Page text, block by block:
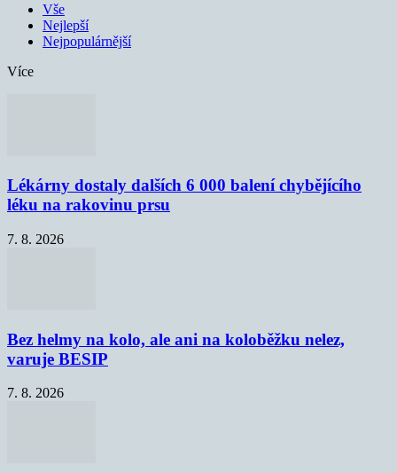
Vše
Nejlepší
Nejpopulárnější
Více
Lékárny dostaly dalších 6 000 balení chybějícího
léku na rakovinu prsu
7. 8. 2026
Bez helmy na kolo, ale ani na koloběžku nelez,
varuje BESIP
7. 8. 2026